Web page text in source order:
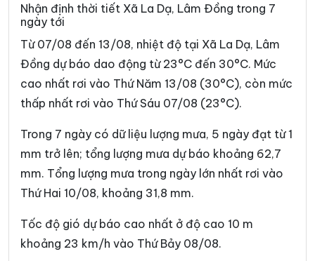
Xã Bảo Lâm 5
Xã Cát Tiên Xã Cát Tiên 2
Xã Cát Tiên 3 Xã Cư Jút
Xã D’Ran Xã Đạ Huoai
Xã Đạ Huoai 2 Xã Đạ Huoai 3
Xã Đạ Tẻh Xã Đạ Tẻh 2
Xã Đạ Tẻh 3 Xã Đắk Mil
Xã Đắk Sắk Xã Đắk song
Xã Đắk Wil Xã Đam Rông 1
Nhận định thời tiết Xã La Dạ, Lâm Đồng trong 7
ngày tới
Từ 07/08 đến 13/08, nhiệt độ tại Xã La Dạ, Lâm
Đồng dự báo dao động từ 23°C đến 30°C. Mức
cao nhất rơi vào Thứ Năm 13/08 (30°C), còn mức
thấp nhất rơi vào Thứ Sáu 07/08 (23°C).
Trong 7 ngày có dữ liệu lượng mưa, 5 ngày đạt từ 1
mm trở lên; tổng lượng mưa dự báo khoảng 62,7
mm. Tổng lượng mưa trong ngày lớn nhất rơi vào
Thứ Hai 10/08, khoảng 31,8 mm.
Tốc độ gió dự báo cao nhất ở độ cao 10 m
khoảng 23 km/h vào Thứ Bảy 08/08.